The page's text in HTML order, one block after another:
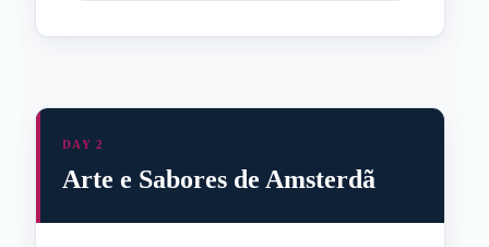
DAY 2
Arte e Sabores de Amsterdã